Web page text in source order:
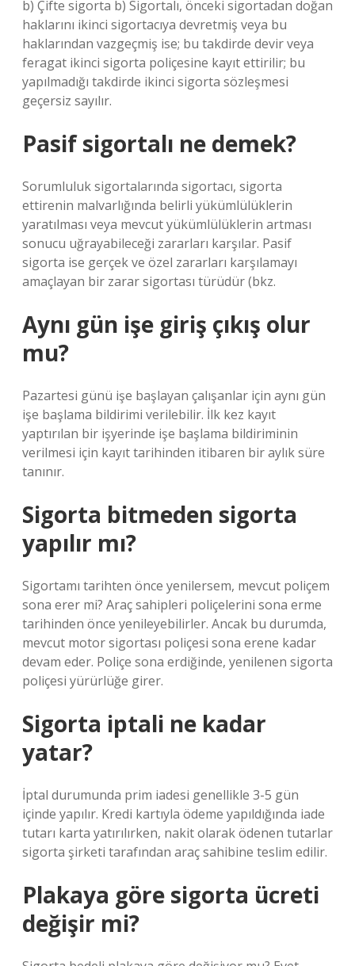
b) Çifte sigorta b) Sigortalı, önceki sigortadan doğan
haklarını ikinci sigortacıya devretmiş veya bu
haklarından vazgeçmiş ise; bu takdirde devir veya
feragat ikinci sigorta poliçesine kayıt ettirilir; bu
yapılmadığı takdirde ikinci sigorta sözleşmesi
geçersiz sayılır.
Pasif sigortalı ne demek?
Sorumluluk sigortalarında sigortacı, sigorta
ettirenin malvarlığında belirli yükümlülüklerin
yaratılması veya mevcut yükümlülüklerin artması
sonucu uğrayabileceği zararları karşılar. Pasif
sigorta ise gerçek ve özel zararları karşılamayı
amaçlayan bir zarar sigortası türüdür (bkz.
Aynı gün işe giriş çıkış olur
mu?
Pazartesi günü işe başlayan çalışanlar için aynı gün
işe başlama bildirimi verilebilir. İlk kez kayıt
yaptırılan bir işyerinde işe başlama bildiriminin
verilmesi için kayıt tarihinden itibaren bir aylık süre
tanınır.
Sigorta bitmeden sigorta
yapılır mı?
Sigortamı tarihten önce yenilersem, mevcut poliçem
sona erer mi? Araç sahipleri poliçelerini sona erme
tarihinden önce yenileyebilirler. Ancak bu durumda,
mevcut motor sigortası poliçesi sona erene kadar
devam eder. Poliçe sona erdiğinde, yenilenen sigorta
poliçesi yürürlüğe girer.
Sigorta iptali ne kadar
yatar?
İptal durumunda prim iadesi genellikle 3-5 gün
içinde yapılır. Kredi kartıyla ödeme yapıldığında iade
tutarı karta yatırılırken, nakit olarak ödenen tutarlar
sigorta şirketi tarafından araç sahibine teslim edilir.
Plakaya göre sigorta ücreti
değişir mi?